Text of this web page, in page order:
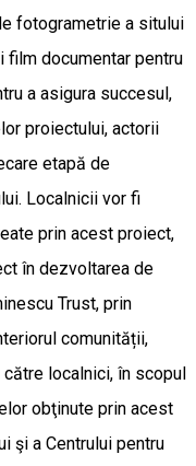
fotogrametrie a sitului
film documentar pentru
a asigura succesul,
proiectului, actorii
etapă de
Localnicii vor fi
prin acest proiect,
în dezvoltarea de
Trust, prin
comunității,
localnici, în scopul
obţinute prin acest
şi a Centrului pentru